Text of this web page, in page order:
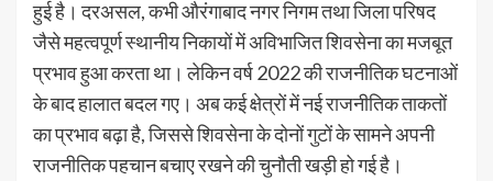
हुई है। दरअसल, कभी औरंगाबाद नगर निगम तथा जिला परिषद
जैसे महत्वपूर्ण स्थानीय निकायों में अविभाजित शिवसेना का मजबूत
प्रभाव हुआ करता था। लेकिन वर्ष 2022 की राजनीतिक घटनाओं
के बाद हालात बदल गए। अब कई क्षेत्रों में नई राजनीतिक ताकतों
का प्रभाव बढ़ा है, जिससे शिवसेना के दोनों गुटों के सामने अपनी
राजनीतिक पहचान बचाए रखने की चुनौती खड़ी हो गई है।